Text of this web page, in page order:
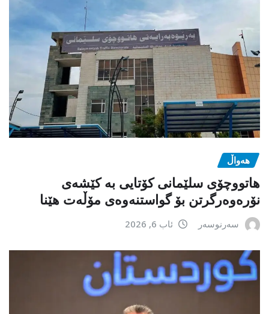
هەواڵ
هاتووچۆی سلێمانی کۆتایی بە کێشەی
نۆرەوەرگرتن بۆ گواستنەوەی مۆڵەت هێنا
سەرنوسەر ئاب 6, 2026